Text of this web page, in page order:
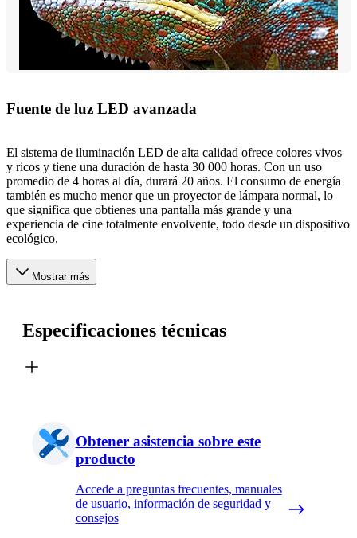
Fuente de luz LED avanzada
El sistema de iluminación LED de alta calidad ofrece colores vivos
y ricos y tiene una duración de hasta 30 000 horas. Con un uso
promedio de 4 horas al día, durará 20 años. El consumo de energía
también es mucho menor que un proyector de lámpara normal, lo
que significa que obtienes una pantalla más grande y una
experiencia de cine totalmente envolvente, todo desde un dispositivo
ecológico.
Mostrar más
Especificaciones técnicas
Obtener asistencia sobre este
producto
Accede a preguntas frecuentes, manuales
de usuario, información de seguridad y
consejos